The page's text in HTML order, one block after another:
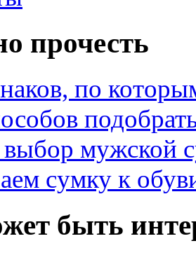
прочесть
по
мужской
сумку к
быть